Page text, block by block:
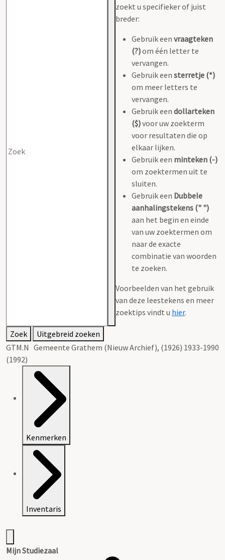
zoekt u specifieker of juist
breder:
Gebruik een vraagteken
(?)om één letter te
vervangen.
Gebruik een sterretje (*)
om meer letters te
vervangen.
Gebruik een dollarteken
($)voor uw zoekterm
voor resultaten die op
elkaar lijken.
Gebruik een minteken (-)
om zoektermen uit te
sluiten.
Gebruik een Dubbele
aanhalingstekens (" ")
aan het begin en einde
van uw zoektermen om
naar de exacte
combinatie van woorden
te zoeken.
Voorbeelden van het gebruik
van deze leestekens en meer
zoektips vindt u hier.
Zoek
Uitgebreid zoeken
GTM.N Gemeente Grathem (Nieuw Archief), (1926) 1933-1990
(1992)
Kenmerken
Inventaris
Mijn Studiezaal